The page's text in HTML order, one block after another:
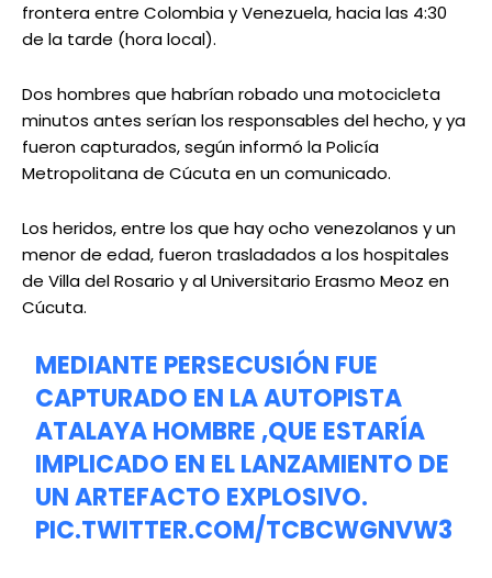
frontera entre Colombia y Venezuela, hacia las 4:30
de la tarde (hora local).
Dos hombres que habrían robado una motocicleta
minutos antes serían los responsables del hecho, y ya
fueron capturados, según informó la Policía
Metropolitana de Cúcuta en un comunicado.
Los heridos, entre los que hay ocho venezolanos y un
menor de edad, fueron trasladados a los hospitales
de Villa del Rosario y al Universitario Erasmo Meoz en
Cúcuta.
MEDIANTE PERSECUSIÓN FUE
CAPTURADO EN LA AUTOPISTA
ATALAYA HOMBRE ,QUE ESTARÍA
IMPLICADO EN EL LANZAMIENTO DE
UN ARTEFACTO EXPLOSIVO.
PIC.TWITTER.COM/TCBCWGNVW3